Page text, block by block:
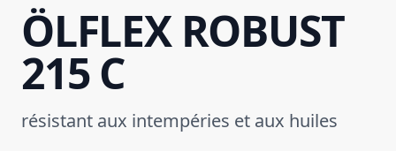
ÖLFLEX ROBUST
215 C
résistant aux intempéries et aux huiles